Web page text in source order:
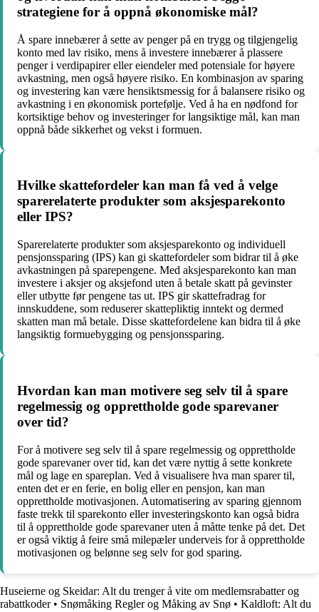
strategiene for å oppnå økonomiske mål?
Å spare innebærer å sette av penger på en trygg og tilgjengelig
konto med lav risiko, mens å investere innebærer å plassere
penger i verdipapirer eller eiendeler med potensiale for høyere
avkastning, men også høyere risiko. En kombinasjon av sparing
og investering kan være hensiktsmessig for å balansere risiko og
avkastning i en økonomisk portefølje. Ved å ha en nødfond for
kortsiktige behov og investeringer for langsiktige mål, kan man
oppnå både sikkerhet og vekst i formuen.
Hvilke skattefordeler kan man få ved å velge
sparerelaterte produkter som aksjesparekonto
eller IPS?
Sparerelaterte produkter som aksjesparekonto og individuell
pensjonssparing (IPS) kan gi skattefordeler som bidrar til å øke
avkastningen på sparepengene. Med aksjesparekonto kan man
investere i aksjer og aksjefond uten å betale skatt på gevinster
eller utbytte før pengene tas ut. IPS gir skattefradrag for
innskuddene, som reduserer skattepliktig inntekt og dermed
skatten man må betale. Disse skattefordelene kan bidra til å øke
langsiktig formuebygging og pensjonssparing.
Hvordan kan man motivere seg selv til å spare
regelmessig og opprettholde gode sparevaner
over tid?
For å motivere seg selv til å spare regelmessig og opprettholde
gode sparevaner over tid, kan det være nyttig å sette konkrete
mål og lage en spareplan. Ved å visualisere hva man sparer til,
enten det er en ferie, en bolig eller en pensjon, kan man
opprettholde motivasjonen. Automatisering av sparing gjennom
faste trekk til sparekonto eller investeringskonto kan også bidra
til å opprettholde gode sparevaner uten å måtte tenke på det. Det
er også viktig å feire små milepæler underveis for å opprettholde
motivasjonen og belønne seg selv for god sparing.
Huseierne og Skeidar: Alt du trenger å vite om medlemsrabatter og
rabattkoder• Snømåking Regler og Måking av Snø • Kaldloft: Alt du